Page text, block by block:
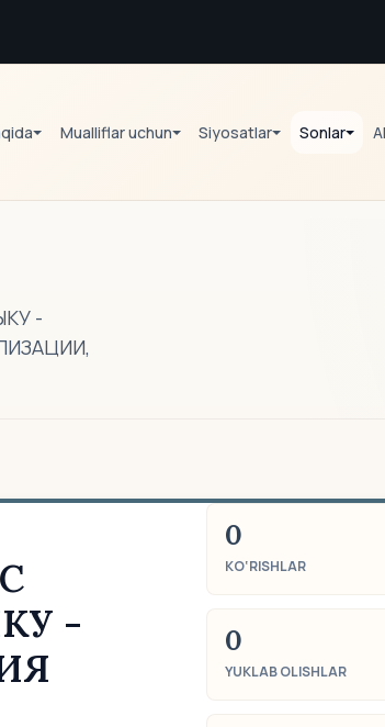
Mualliflar uchun Siyosatlar Sonlar
-
-
0
KO‘RISHLAR
0
YUKLAB OLISHLAR